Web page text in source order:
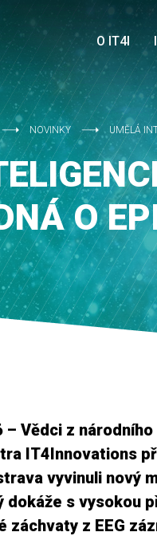
O IT4I
NOVINKY UMĚLÁ
O
– Vědci z národního
IT4Innovations
vyvinuli nový
dokáže s vysokou
z EEG